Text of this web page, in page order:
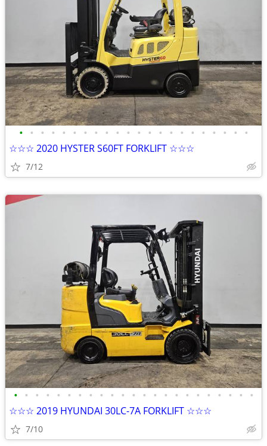
• • • • • • • • • • • • • • • • • • • • • •
☆☆☆ 2020 HYSTER S60FT FORKLIFT ☆☆☆
7/12
• • • • • • • • • • • • • • • • • • • • • • •
☆☆☆ 2019 HYUNDAI 30LC-7A FORKLIFT ☆☆☆
7/10